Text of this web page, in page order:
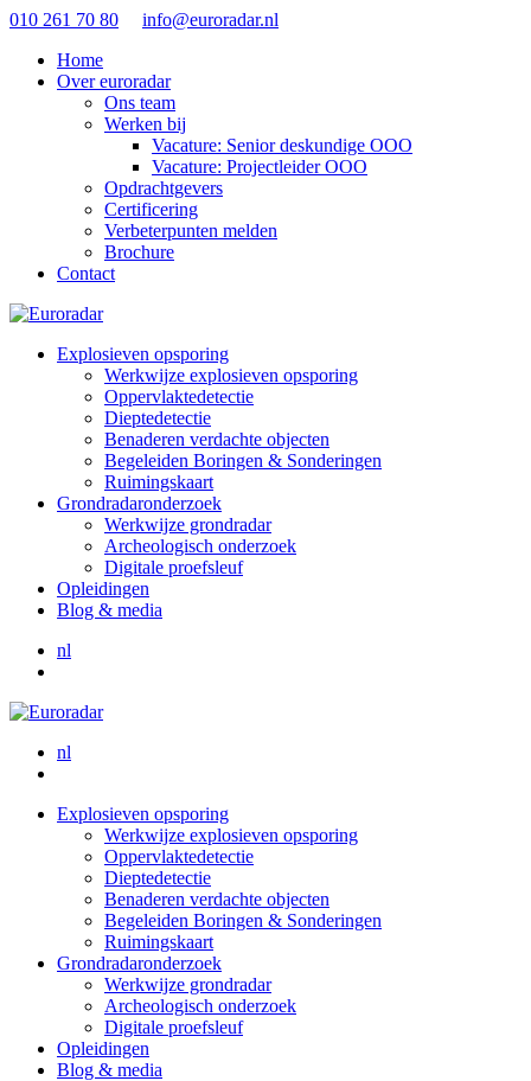
010 261 70 80
info@euroradar.nl
Home
Over euroradar
Ons team
Werken bij
Vacature: Senior deskundige OOO
Vacature: Projectleider OOO
Opdrachtgevers
Certificering
Verbeterpunten melden
Brochure
Contact
Explosieven opsporing
Werkwijze explosieven opsporing
Oppervlaktedetectie
Dieptedetectie
Benaderen verdachte objecten
Begeleiden Boringen & Sonderingen
Ruimingskaart
Grondradaronderzoek
Werkwijze grondradar
Archeologisch onderzoek
Digitale proefsleuf
Opleidingen
Blog & media
nl
nl
Explosieven opsporing
Werkwijze explosieven opsporing
Oppervlaktedetectie
Dieptedetectie
Benaderen verdachte objecten
Begeleiden Boringen & Sonderingen
Ruimingskaart
Grondradaronderzoek
Werkwijze grondradar
Archeologisch onderzoek
Digitale proefsleuf
Opleidingen
Blog & media